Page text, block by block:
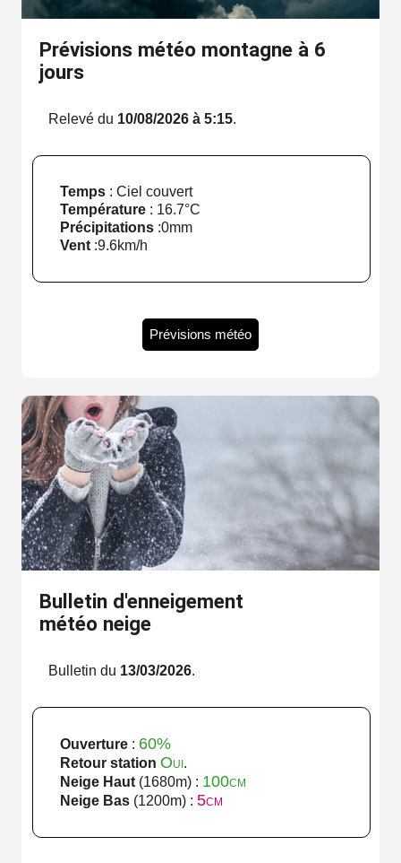
Prévisions météo montagne à 6
jours
Relevé du 10/08/2026 à 5:15.
Temps: Ciel couvert
Température: 16.7°C
Précipitations:0mm
Vent:9.6km/h
Prévisions météo
Bulletin d'enneigement
météo neige
Bulletin du 13/03/2026.
Ouverture: 60%
Retour station Oui.
Neige Haut(1680m) : 100cm
Neige Bas(1200m) : 5cm